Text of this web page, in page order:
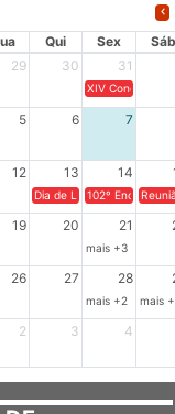
Qui Sex
Sáb
29 30 31
XIV Congresso
5 6 7
12 13 14
Dia de Luta em Defesa
102º Encontro
19 20 21
mais +3
26 27 28
mais +2 mais
2 3 4